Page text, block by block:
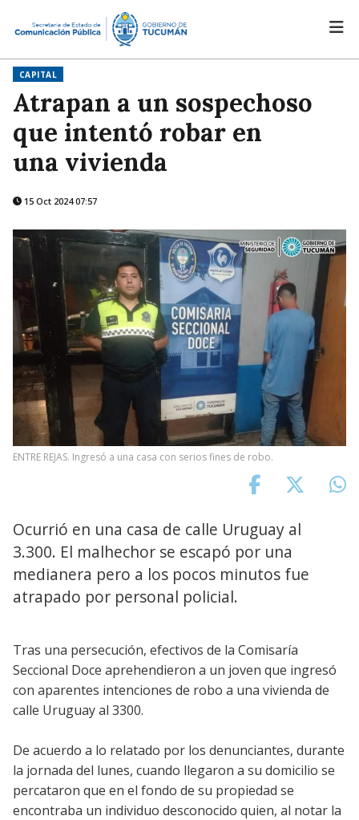
CAPITAL
Atrapan a un sospechoso
que intentó robar en
una vivienda
15 Oct 2024 07:57
ENTRE REJAS. Ingresó a una casa con serios fines de robo.
Ocurrió en una casa de calle Uruguay al
3.300. El malhechor se escapó por una
medianera pero a los pocos minutos fue
atrapado por personal policial.
Tras una persecución, efectivos de la Comisaría
Seccional Doce aprehendieron a un joven que ingresó
con aparentes intenciones de robo a una vivienda de
calle Uruguay al 3300.
De acuerdo a lo relatado por los denunciantes, durante
la jornada del lunes, cuando llegaron a su domicilio se
percataron que en el fondo de su propiedad se
encontraba un individuo desconocido quien, al notar la